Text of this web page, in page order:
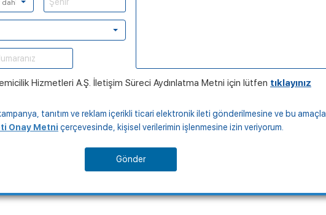
dahil)
Hizmetleri A.Ş. İletişim Süreci Aydınlatma Metni için lütfen tıklayınız
tanıtım ve reklam içerikli ticari elektronik ileti gönderilmesine ve bu amaçla
Onay Metni çerçevesinde, kişisel verilerimin işlenmesine izin veriyorum.
Gönder